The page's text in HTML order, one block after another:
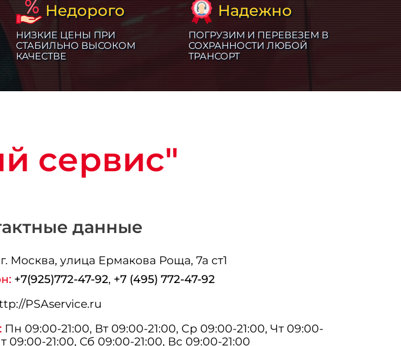
Недорого
НИЗКИЕ ЦЕНЫ ПРИ
СТАБИЛЬНО ВЫСОКОМ
КАЧЕСТВЕ
Надежно
ПОГРУЗИМ И ПЕРЕВЕЗЕМ В
СОХРАННОСТИ ЛЮБОЙ
ТРАНСОРТ
сервис"
данные
Москва, улица Ермакова Роща, 7а ст1
+7(925)772-47-92, +7 (495) 772-47-92
PSAservice.ru
Пн 09:00-21:00, Вт 09:00-21:00, Ср 09:00-21:00, Чт 09:00-
09:00-21:00, Сб 09:00-21:00, Вс 09:00-21:00